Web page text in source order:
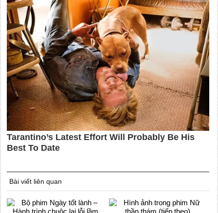
Bài viết liên quan